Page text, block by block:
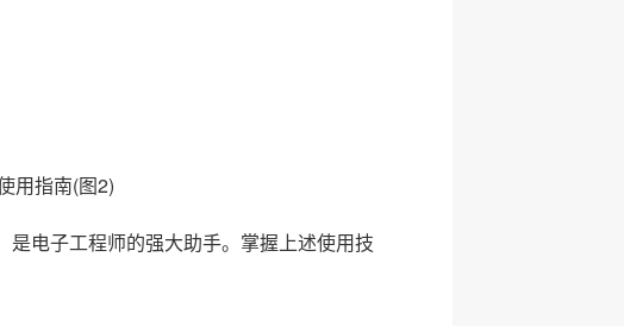
是电子工程师的强大助手。掌握上述使用技